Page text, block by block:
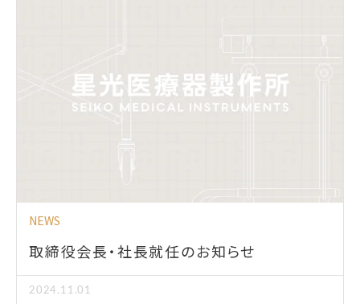
NEWS
取締役会長・社長就任のお知らせ
2024.11.01